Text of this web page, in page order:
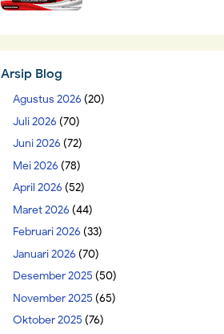
Arsip Blog
Agustus 2026 (20)
Juli 2026 (70)
Juni 2026 (72)
Mei 2026 (78)
April 2026 (52)
Maret 2026 (44)
Februari 2026 (33)
Januari 2026 (70)
Desember 2025 (50)
November 2025 (65)
Oktober 2025 (76)